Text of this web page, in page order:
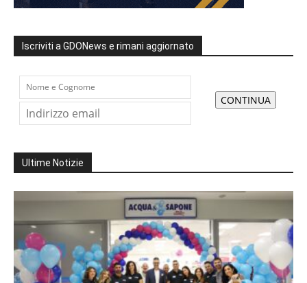
Iscriviti a GDONews e rimani aggiornato
Ultime Notizie